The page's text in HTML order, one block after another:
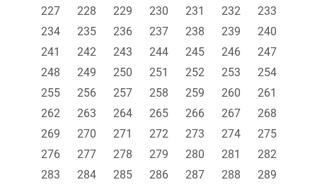
227
228 229 230 231 232
233
234
235 236 237 238 239
240
241
242 243 244 245 246
247
248
249 250 251 252 253
254
255
256 257 258 259 260
261
262
263 264 265 266 267
268
269
270 271 272 273 274
275
276
277 278 279 280 281
282
283
284 285 286 287 288
289